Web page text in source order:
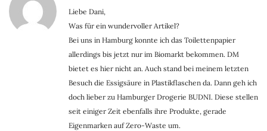
Liebe Dani,
Was für ein wundervoller Artikel?
Bei uns in Hamburg konnte ich das Toilettenpapier
allerdings bis jetzt nur im Biomarkt bekommen. DM
bietet es hier nicht an. Auch stand bei meinem letzten
Besuch die Essigsäure in Plastikflaschen da. Dann geh ich
doch lieber zu Hamburger Drogerie BUDNI. Diese stellen
seit einiger Zeit ebenfalls ihre Produkte, gerade
Eigenmarken auf Zero-Waste um.